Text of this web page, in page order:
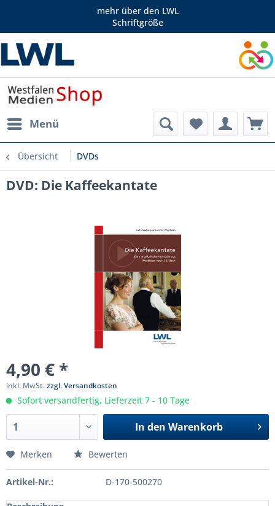
mehr über den LWL
Schriftgröße
Menü
Übersicht DVDs
DVD: Die Kaffeekantate
4,90 € *
inkl. MwSt.zzgl. Versandkosten
Sofort versandfertig, Lieferzeit 7 - 10 Tage
In den Warenkorb
Merken Bewerten
Artikel-Nr.: D-170-500270